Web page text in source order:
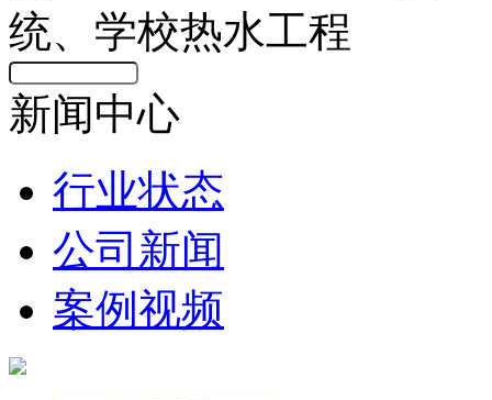
统、学校热水工程
新闻中心
行业状态
公司新闻
案例视频